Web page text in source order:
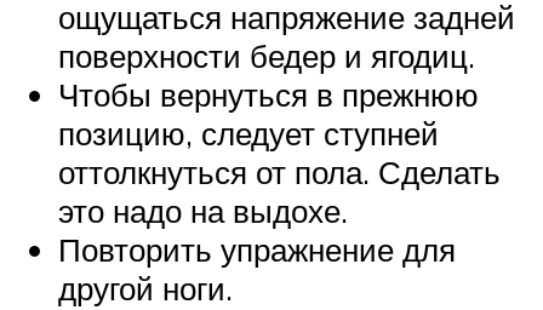
ощущаться напряжение задней
поверхности бедер и ягодиц.
Чтобы вернуться в прежнюю
позицию, следует ступней
оттолкнуться от пола. Сделать
это надо на выдохе.
Повторить упражнение для
другой ноги.